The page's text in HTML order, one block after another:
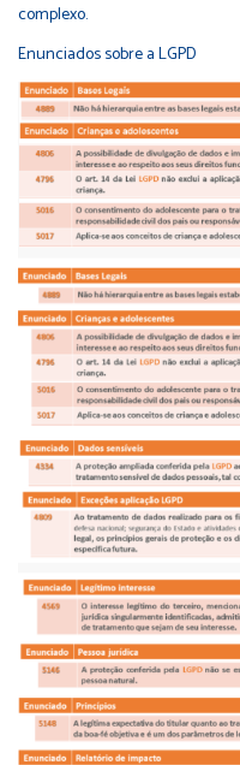
complexo.
Enunciados sobre a LGPD